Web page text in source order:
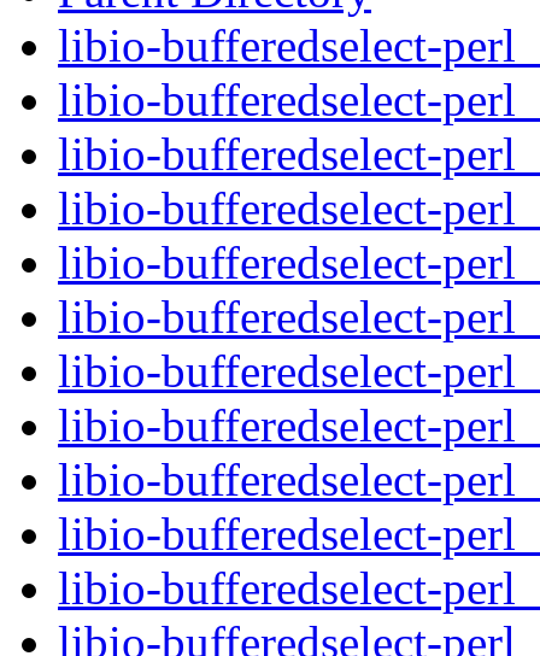
libio-bufferedselect-
libio-bufferedselect-
libio-bufferedselect-
libio-bufferedselect-
libio-bufferedselect-
libio-bufferedselect-
libio-bufferedselect-
libio-bufferedselect-
libio-bufferedselect-
libio-bufferedselect-
libio-bufferedselect-
libio-bufferedselect-